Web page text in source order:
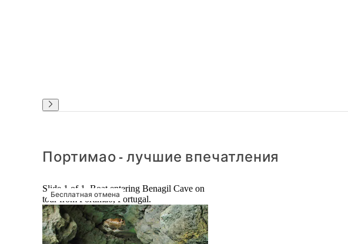
Портимао - лучшие впечатления
Бесплатная отмена
Slide 1 of 1, Boat entering Benagil Cave on
tour from Portimao, Portugal.